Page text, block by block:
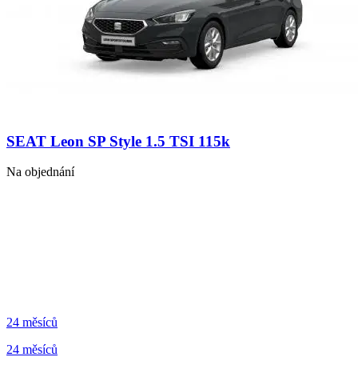
SEAT Leon SP Style 1.5 TSI 115k
Na objednání
24 měsíců
24 měsíců